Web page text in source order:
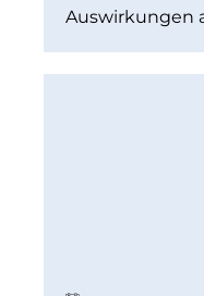
Auswirkungen